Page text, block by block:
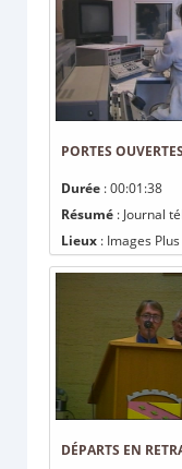
PORTES
Durée : 00:01:38
Résumé : Journal
Lieux : Images Plus
DÉPARTS EN